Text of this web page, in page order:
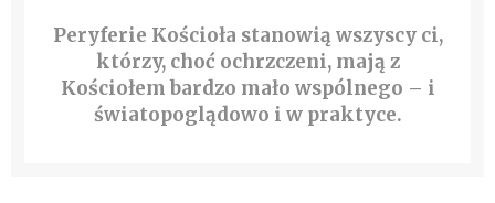
Peryferie Kościoła stanowią wszyscy ci,
którzy, choć ochrzczeni, mają z
Kościołem bardzo mało wspólnego – i
światopoglądowo i w praktyce.